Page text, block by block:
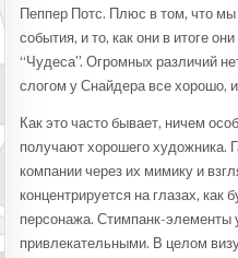
Пеппер Потс. Плюс в том, что
события, и то, как они в итоге
“Чудеса”. Огромных различий
слогом у Снайдера все хорошо,
Как это часто бывает, ничем
получают хорошего художника.
компании через их мимику и
концентрируется на глазах, как
персонажа. Стимпанк-
привлекательными. В целом